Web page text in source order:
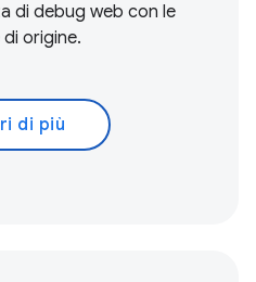
di debug web con le
origine.
di più